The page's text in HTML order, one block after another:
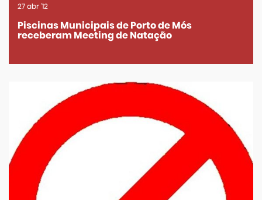
Piscinas Municipais de Porto de Mós
receberam Meeting de Natação
27abr'12